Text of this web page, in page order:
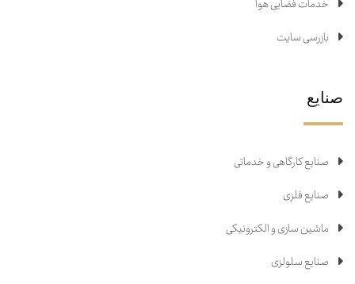
خدمات فضایی هوا
بازرسی سایت
صنایع
صنایع کارگاهی و خدماتی
صنایع فلزی
ماشین سازی و الکترونیکی
صنایع سلولزی